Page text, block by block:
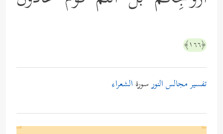
﴿١٦٦﴾
تفسير مجالس النورسورة الشعراء